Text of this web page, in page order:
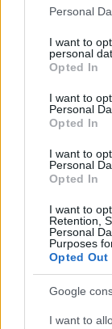
Please note
not limited to
grant or deny
use your data
consent section.
Personal
I want to
personal
Opted In
I want to
Personal
Opted In
I want to
Personal
Opted In
I want to
Retention,
Personal
Purposes
Opted Out
Google
I want to
Continua